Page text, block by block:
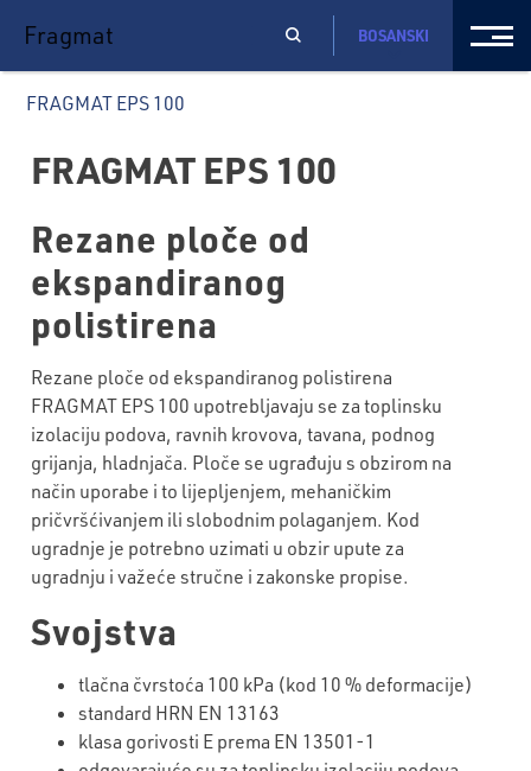
Fragmat BOSANSKI
FRAGMAT EPS 100
FRAGMAT EPS 100
Rezane ploče od
ekspandiranog
polistirena
Rezane ploče od ekspandiranog polistirena
FRAGMAT EPS 100 upotrebljavaju se za toplinsku
izolaciju podova, ravnih krovova, tavana, podnog
grijanja, hladnjača. Ploče se ugrađuju s obzirom na
način uporabe i to lijepljenjem, mehaničkim
pričvršćivanjem ili slobodnim polaganjem. Kod
ugradnje je potrebno uzimati u obzir upute za
ugradnju i važeće stručne i zakonske propise.
Svojstva
tlačna čvrstoća 100 kPa (kod 10 % deformacije)
standard HRN EN 13163
klasa gorivosti E prema EN 13501-1